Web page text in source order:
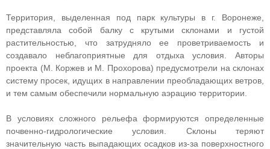
Территория, выделенная под парк культуры в г. Воронеже,
представляла собой балку с крутыми склонами и густой
растительностью, что затрудняло ее проветриваемость и
создавало неблагоприятные для отдыха условия. Авторы
проекта (М. Коржев и М. Прохорова) предусмотрели на склонах
систему просек, идущих в направлении преобладающих ветров,
и тем самым обеспечили нормальную аэрацию территории.
В условиях сложного рельефа формируются определенные
почвенно-гидрологические условия. Склоны теряют
значительную часть выпадающих осадков из-за поверхностного